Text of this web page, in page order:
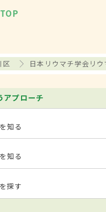
区 日本リウマチ学会リ
アプローチ
を知る
を知る
を探す